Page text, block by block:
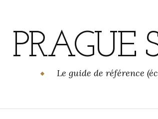
PRAGUE
Le guide de référence